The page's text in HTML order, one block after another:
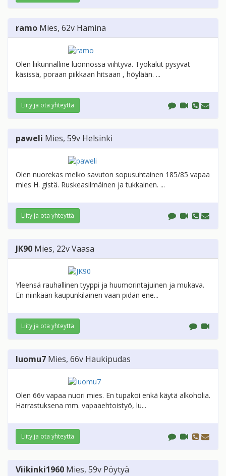
ramo Mies, 62v Hamina
Olen liikunnalline luonnossa viihtyvä. Työkalut pysyvät
käsissä, poraan piikkaan hitsaan , höylään. ...
Liity ja ota yhteyttä
paweli Mies, 59v Helsinki
Olen nuorekas melko savuton sopusuhtainen 185/85 vapaa
mies H. gistä. Ruskeasilmäinen ja tukkainen. ...
Liity ja ota yhteyttä
JK90 Mies, 22vVaasa
Yleensä rauhallinen tyyppi ja huumorintajuinen ja mukava.
En niinkään kaupunkilainen vaan pidän ene...
Liity ja ota yhteyttä
luomu7 Mies, 66v Haukipudas
Olen 66v vapaa nuori mies. En tupakoi enkä käytä alkoholia.
Harrastuksena mm. vapaaehtoistyö, lu...
Liity ja ota yhteyttä
Viikinki1960 Mies, 59v Pöytyä